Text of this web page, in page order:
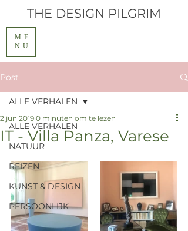
ME
NU
THE DESIGN PILGRIM
Post
ALLE VERHALEN
NATUUR
REIZEN
KUNST & DESIGN
PERSOONLIJK
ALLE VERHALEN
IT - Villa Panza, Varese
2 jun 2019 0 minuten om te lezen